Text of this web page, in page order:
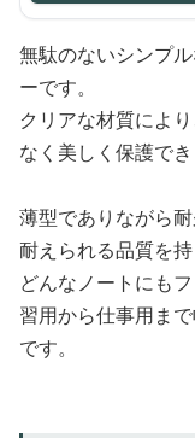
無駄のないシンプ
ーです。
クリアな材質によ
なく美しく保護でき
薄型でありながら
耐えられる品質を持
どんなノートにも
習用から仕事用ま
です。